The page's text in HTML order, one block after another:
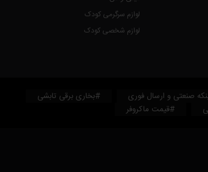
لوازم سرگرمی کودک
لوازم شخصی کودک
صنعتی و ارسال فوری
#بخاری برقی تابشی
#قیمت ماکروفر